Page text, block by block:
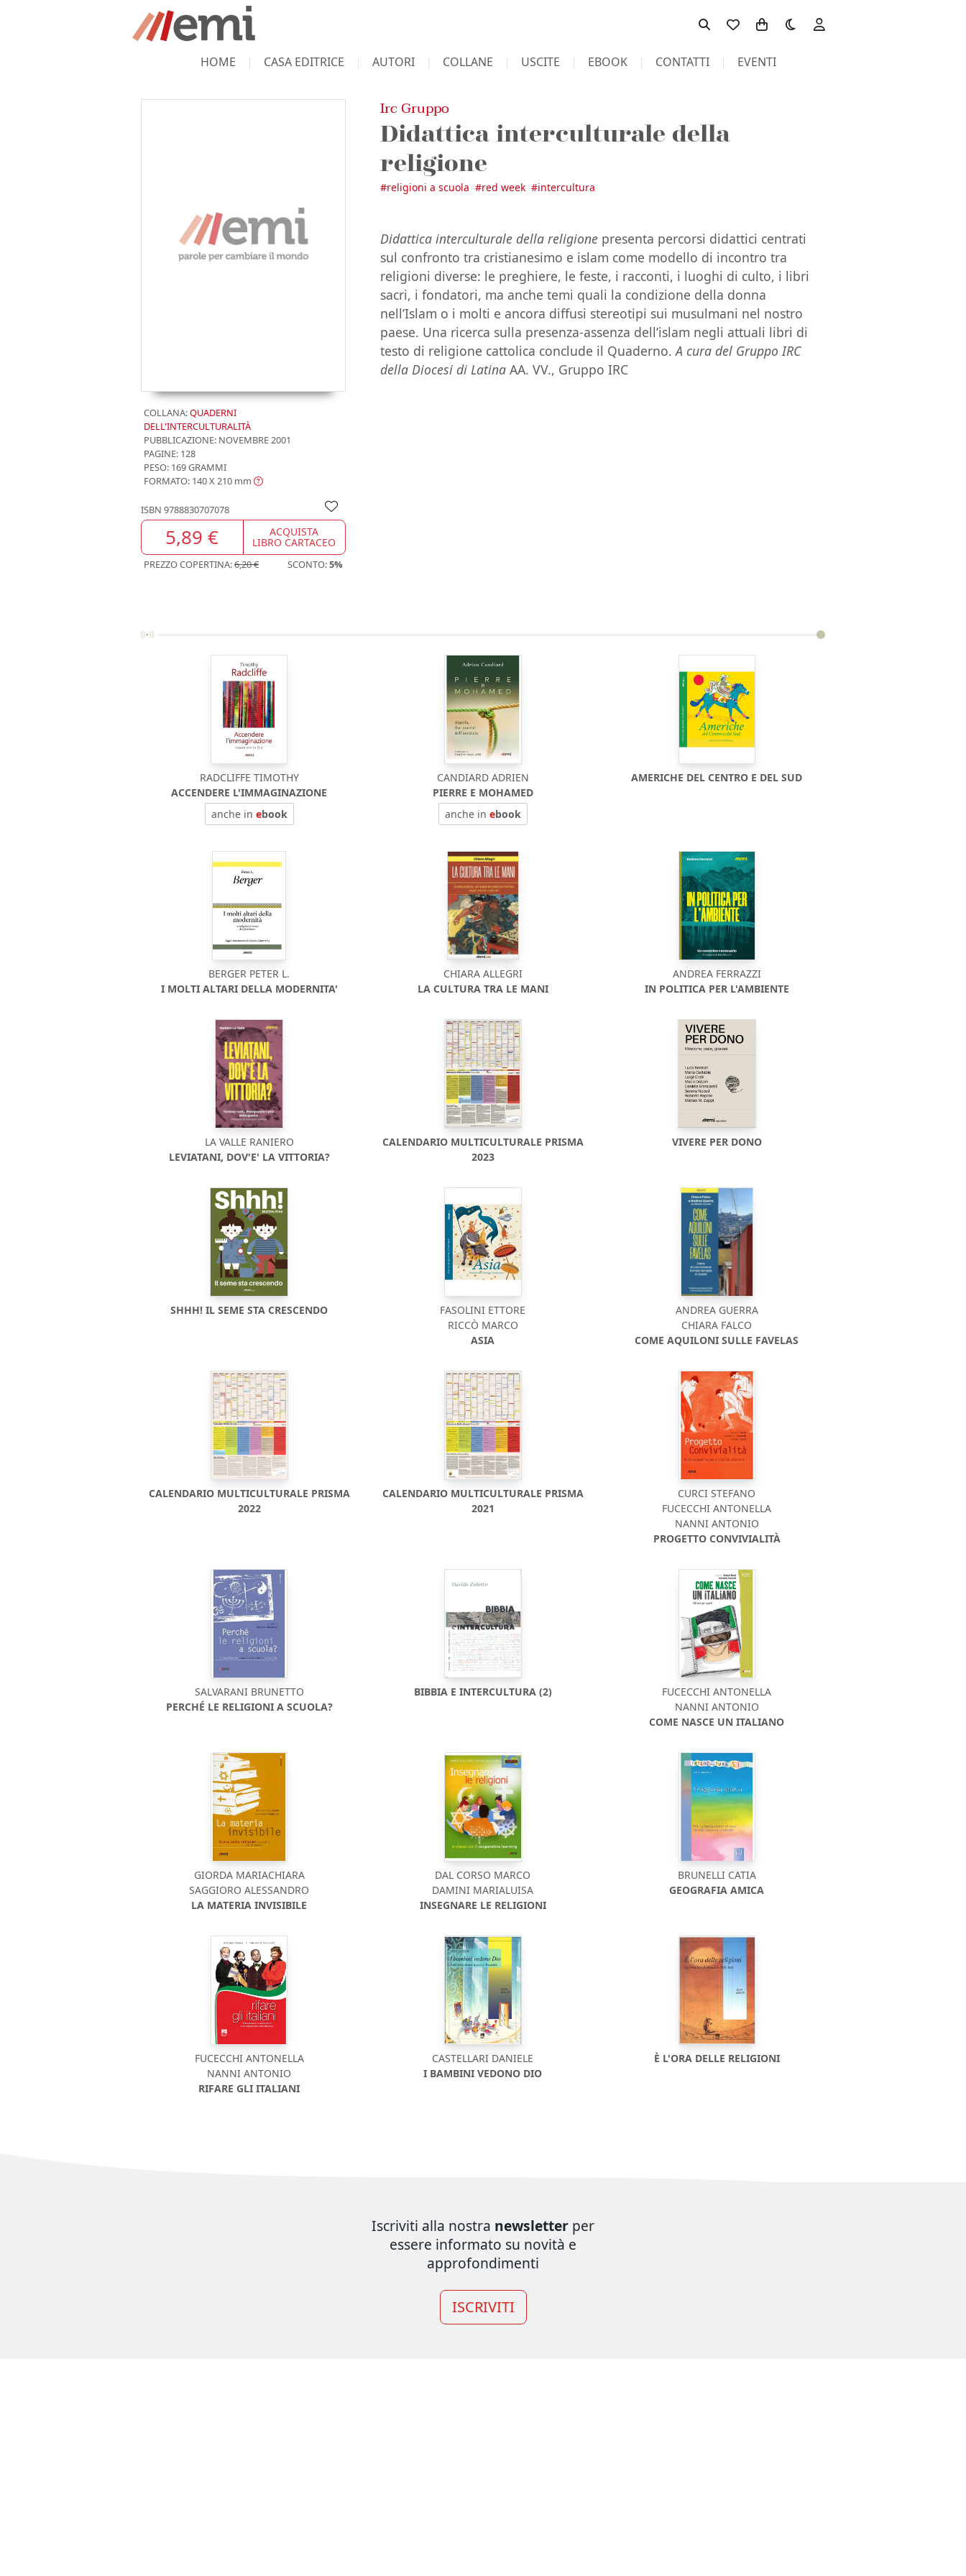
Toggle theme
HOME CASA EDITRICE AUTORI COLLANE USCITE EBOOK CONTATTI EVENTI
COLLANA:QUADERNI
DELL'INTERCULTURALITÀ
PUBBLICAZIONE: NOVEMBRE 2001
PAGINE: 128
PESO: 169 GRAMMI
FORMATO: 140 X 210 mm
ISBN 9788830707078
5,89 € ACQUISTA
LIBRO CARTACEO
PREZZO COPERTINA:6,20 € SCONTO:5%
Irc Gruppo
Didattica interculturale della
religione
#religioni a scuola #red week #intercultura
Didattica interculturale della religione presenta percorsi didattici centrati
sul confronto tra cristianesimo e islam come modello di incontro tra
religioni diverse: le preghiere, le feste, i racconti, i luoghi di culto, i libri
sacri, i fondatori, ma anche temi quali la condizione della donna
nell’Islam o i molti e ancora diffusi stereotipi sui musulmani nel nostro
paese. Una ricerca sulla presenza-assenza dell’islam negli attuali libri di
testo di religione cattolica conclude il Quaderno.A cura del Gruppo IRC
della Diocesi di Latina AA. VV., Gruppo IRC
RADCLIFFE TIMOTHY
ACCENDERE L'IMMAGINAZIONE
anche in ebook
CANDIARD ADRIEN
PIERRE E MOHAMED
anche in ebook
AMERICHE DEL CENTRO E DEL SUD
BERGER PETER L.
I MOLTI ALTARI DELLA MODERNITA'
CHIARA ALLEGRI
LA CULTURA TRA LE MANI
ANDREA FERRAZZI
IN POLITICA PER L'AMBIENTE
LA VALLE RANIERO
LEVIATANI, DOV'E' LA VITTORIA?
CALENDARIO MULTICULTURALE PRISMA
2023
VIVERE PER DONO
SHHH! IL SEME STA CRESCENDO
FASOLINI ETTORE
RICCÒ MARCO
ASIA
ANDREA GUERRA
CHIARA FALCO
COME AQUILONI SULLE FAVELAS
CALENDARIO MULTICULTURALE PRISMA
2022
CALENDARIO MULTICULTURALE PRISMA
2021
CURCI STEFANO
FUCECCHI ANTONELLA
NANNI ANTONIO
PROGETTO CONVIVIALITÀ
SALVARANI BRUNETTO
PERCHÉ LE RELIGIONI A SCUOLA?
BIBBIA E INTERCULTURA (2)
FUCECCHI ANTONELLA
NANNI ANTONIO
COME NASCE UN ITALIANO
GIORDA MARIACHIARA
SAGGIORO ALESSANDRO
LA MATERIA INVISIBILE
DAL CORSO MARCO
DAMINI MARIALUISA
INSEGNARE LE RELIGIONI
BRUNELLI CATIA
GEOGRAFIA AMICA
FUCECCHI ANTONELLA
NANNI ANTONIO
RIFARE GLI ITALIANI
CASTELLARI DANIELE
I BAMBINI VEDONO DIO
È L'ORA DELLE RELIGIONI
Iscriviti alla nostra newsletter per
essere informato su novità e
approfondimenti
ISCRIVITI